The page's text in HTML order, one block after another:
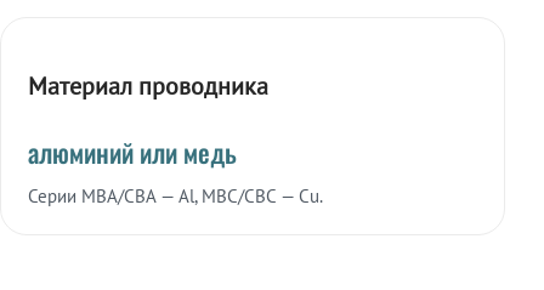
Материал проводника
алюминий или медь
Серии МВА/СВА — Al, МВС/СВС — Cu.